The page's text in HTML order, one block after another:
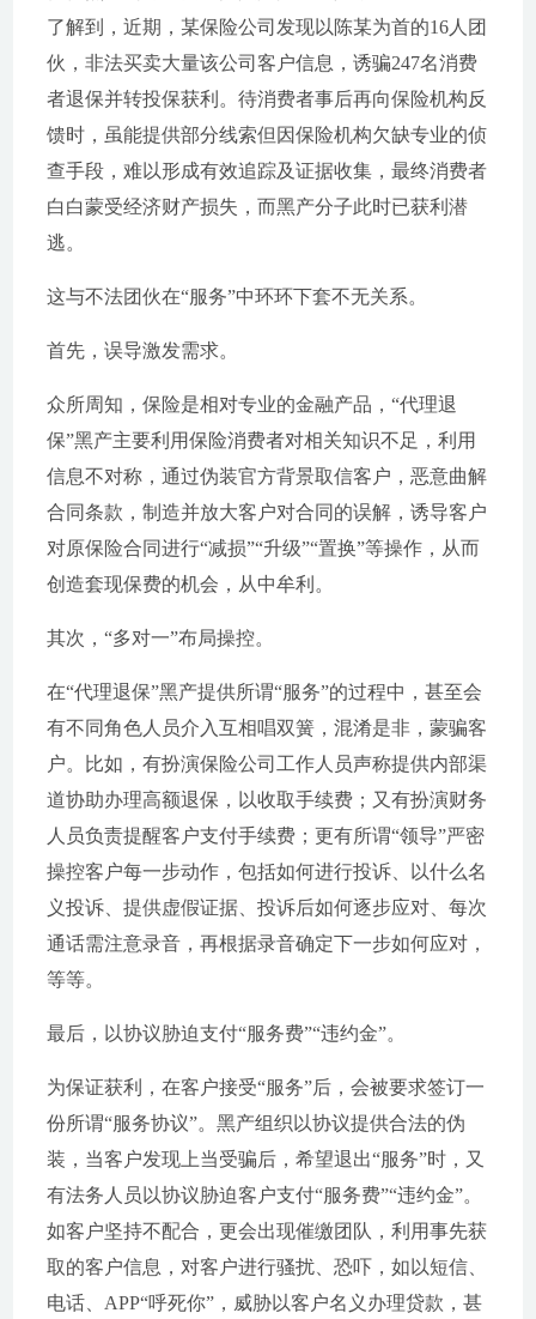
了解到，近期，某保险公司发现以陈某为首的16人团
伙，非法买卖大量该公司客户信息，诱骗247名消费
者退保并转投保获利。待消费者事后再向保险机构反
馈时，虽能提供部分线索但因保险机构欠缺专业的侦
查手段，难以形成有效追踪及证据收集，最终消费者
白白蒙受经济财产损失，而黑产分子此时已获利潜
逃。
这与不法团伙在“服务”中环环下套不无关系。
首先，误导激发需求。
众所周知，保险是相对专业的金融产品，“代理退
保”黑产主要利用保险消费者对相关知识不足，利用
信息不对称，通过伪装官方背景取信客户，恶意曲解
合同条款，制造并放大客户对合同的误解，诱导客户
对原保险合同进行“减损”“升级”“置换”等操作，从而
创造套现保费的机会，从中牟利。
其次，“多对一”布局操控。
在“代理退保”黑产提供所谓“服务”的过程中，甚至会
有不同角色人员介入互相唱双簧，混淆是非，蒙骗客
户。比如，有扮演保险公司工作人员声称提供内部渠
道协助办理高额退保，以收取手续费；又有扮演财务
人员负责提醒客户支付手续费；更有所谓“领导”严密
操控客户每一步动作，包括如何进行投诉、以什么名
义投诉、提供虚假证据、投诉后如何逐步应对、每次
通话需注意录音，再根据录音确定下一步如何应对，
等等。
最后，以协议胁迫支付“服务费”“违约金”。
为保证获利，在客户接受“服务”后，会被要求签订一
份所谓“服务协议”。黑产组织以协议提供合法的伪
装，当客户发现上当受骗后，希望退出“服务”时，又
有法务人员以协议胁迫客户支付“服务费”“违约金”。
如客户坚持不配合，更会出现催缴团队，利用事先获
取的客户信息，对客户进行骚扰、恐吓，如以短信、
电话、APP“呼死你”，威胁以客户名义办理贷款，甚